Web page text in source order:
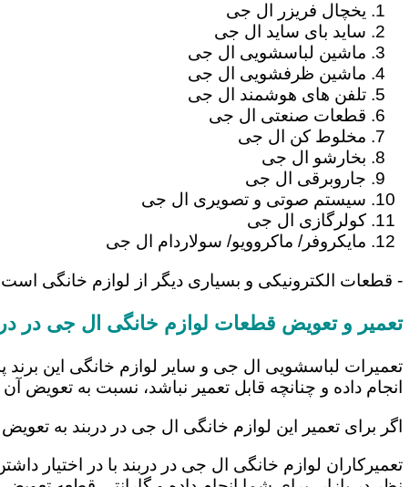
یخچال فریزر ال جی
ساید بای ساید ال جی
ماشین لباسشویی ال جی
ماشین ظرفشویی ال جی
تلفن های هوشمند ال جی
قطعات صنعتی ال جی
مخلوط کن ال جی
بخارشو ال جی
جاروبرقی ال جی
سیستم صوتی و تصویری ال جی
کولرگازی ال جی
مایکروفر/ ماکروویو/ سولاردام ال جی
- قطعات الکترونیکی و بسیاری دیگر از لوازم خانگی
تعمیر و تعویض قطعات لوازم خانگی ال جی در
تعمیرات لباسشویی ال جی و سایر لوازم خانگی این
انجام داده و چنانچه قابل تعمیر نباشد، نسبت به تعویض
اگر برای تعمیر این لوازم خانگی ال جی در دربند به
تعمیرکاران لوازم خانگی ال جی در دربند با در اختیار